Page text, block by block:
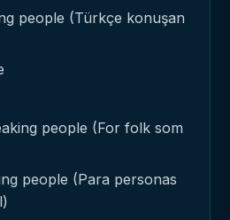
people (Türkçe konuşan
people (For folk som
people (Para personas